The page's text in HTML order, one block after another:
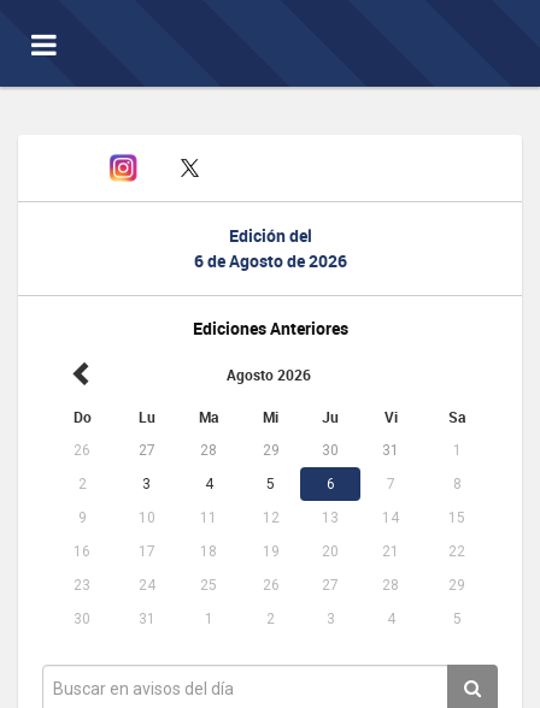
Toggle
navigation
Edición del
6 de Agosto de 2026
Ediciones Anteriores
Agosto 2026
Do Lu Ma Mi Ju Vi Sa
26 27 28 29 30 31
1
2
3 4 5 6 7
8
9
10 11 12 13 14
15
16
17 18 19 20 21
22
23
24 25 26 27 28
29
30
31 1 2 3 4 5